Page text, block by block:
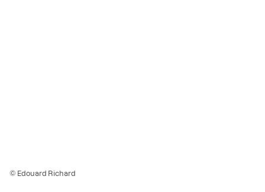
© Edouard Richard